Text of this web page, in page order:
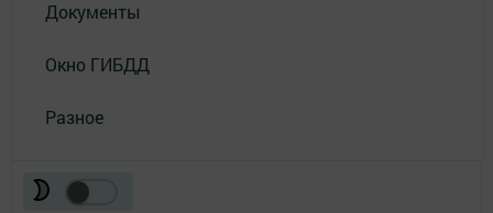
Документы
Окно ГИБДД
Разное